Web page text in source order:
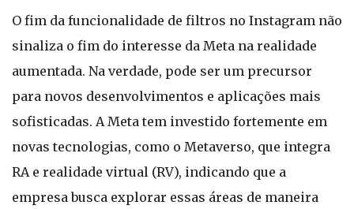
O fim da funcionalidade de filtros no Instagram não
sinaliza o fim do interesse da Meta na realidade
aumentada. Na verdade, pode ser um precursor
para novos desenvolvimentos e aplicações mais
sofisticadas. A Meta tem investido fortemente em
novas tecnologias, como o Metaverso, que integra
RA e realidade virtual (RV), indicando que a
empresa busca explorar essas áreas de maneira